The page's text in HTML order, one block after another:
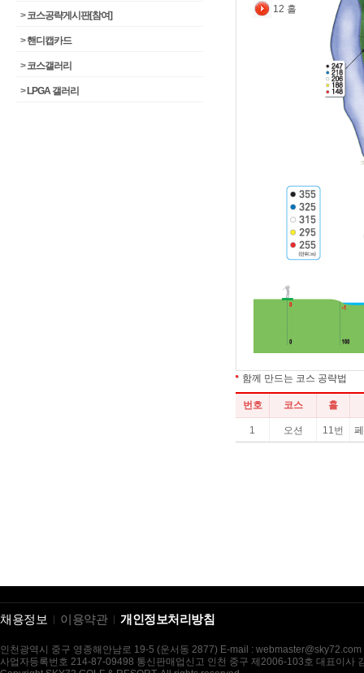
>코스공략게시판[참여]
>핸디캡카드
>코스갤러리
> LPGA 갤러리
12 홀
채용정보 이용약관 개인정보처리방침
인천광역시 중구 영종해안남로 19-5 (운서동 2877) E-mail : webmaster@sky72.com
사업자등록번호 214-87-09498 통신판매업신고 인천 중구 제2006-103호 대표이사